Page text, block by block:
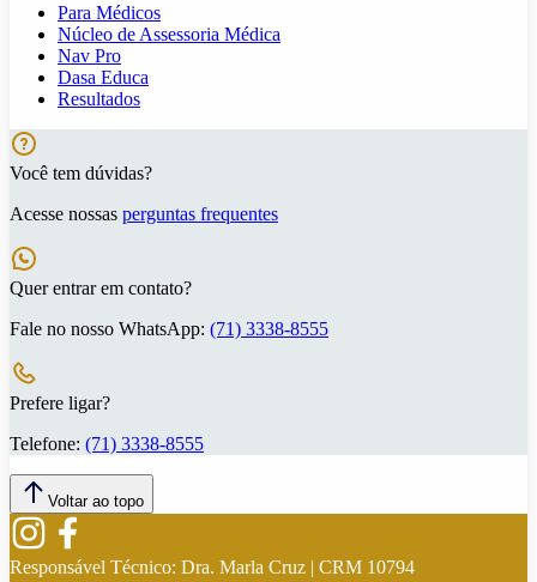
Para Médicos
Núcleo de Assessoria Médica
Nav Pro
Dasa Educa
Resultados
Você tem dúvidas?
Acesse nossas perguntas frequentes
Quer entrar em contato?
Fale no nosso WhatsApp: (71) 3338-8555
Prefere ligar?
Telefone: (71) 3338-8555
Voltar ao topo
Responsável Técnico: Dra. Marla Cruz | CRM 10794